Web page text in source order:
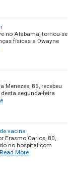
no Alabama, tornou-se
físicas a Dwayne
Menezes, 86, recebeu
segunda-feira
vacina
Erasmo Carlos, 80,
no hospital com
Read More